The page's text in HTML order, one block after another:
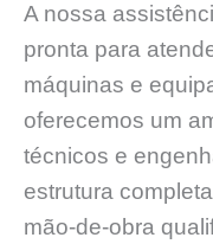
A nossa
pronta para
máquinas e
oferecemos um
técnicos e
estrutura
mão-de-obra